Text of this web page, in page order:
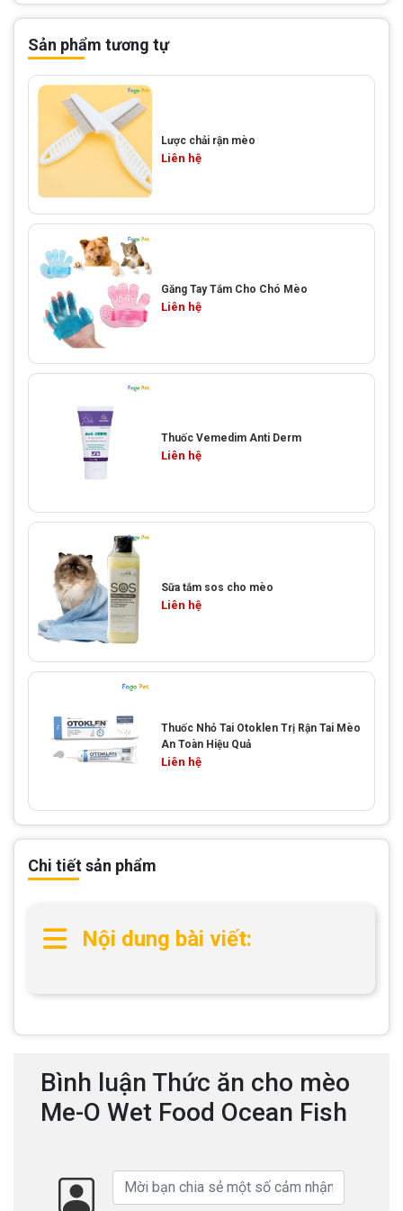
Chi tiết sản phẩm
Nội dung bài viết:
Bình luận Thức ăn cho mèo
Me-O Wet Food Ocean Fish
Sản phẩm tương tự
Lược chải rận mèo
Liên hệ
Găng Tay Tắm Cho Chó Mèo
Liên hệ
Thuốc Vemedim Anti Derm
Liên hệ
Sữa tắm sos cho mèo
Liên hệ
Thuốc Nhỏ Tai Otoklen Trị Rận Tai Mèo
An Toàn Hiệu Quả
Liên hệ